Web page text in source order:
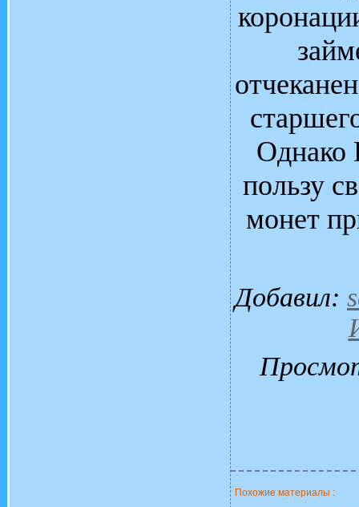
Однако
пользу
монет
Добавил:
Похожие материалы :